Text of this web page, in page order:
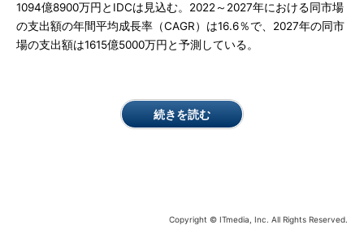
1094億8900万円とIDCは見込む。2022～2027年における同市場
の支出額の年間平均成長率（CAGR）は16.6％で、2027年の同市
場の支出額は1615億5000万円と予測している。
続きを読む
Copyright © ITmedia, Inc. All Rights Reserved.